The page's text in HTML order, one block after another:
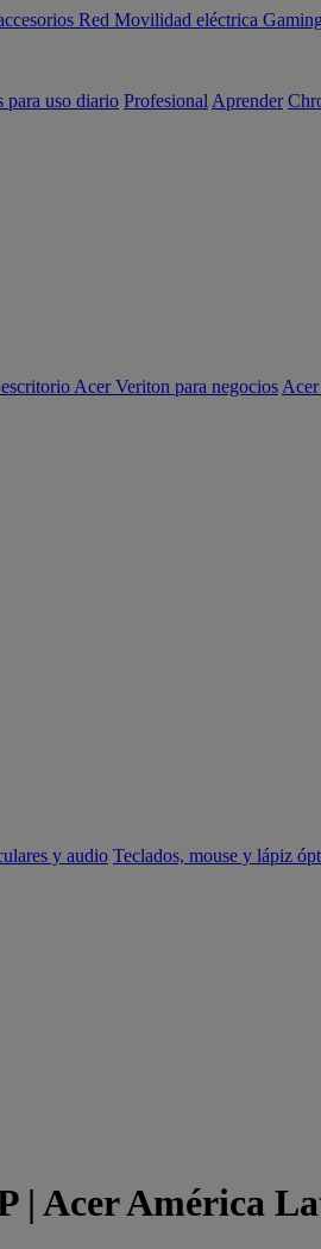
Red Movilidad eléctrica
para uso diario Profesional Aprender
Acer Veriton para negocios
y audio Teclados, mouse y lápiz
| Acer América